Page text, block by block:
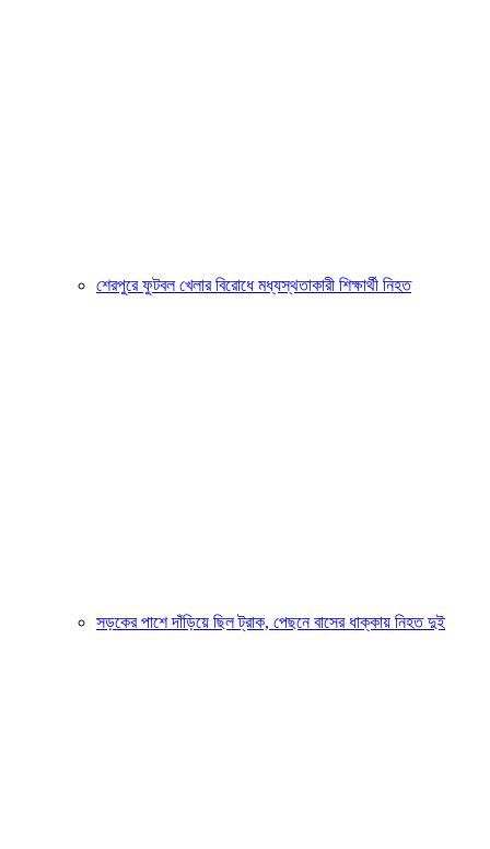
শেরপুরে ফুটবল খেলার বিরোধে মধ্যস্থতাকারী শিক্ষার্থী নিহত
সড়কের পাশে দাঁড়িয়ে ছিল ট্রাক, পেছনে বাসের ধাক্কায় নিহত দুই